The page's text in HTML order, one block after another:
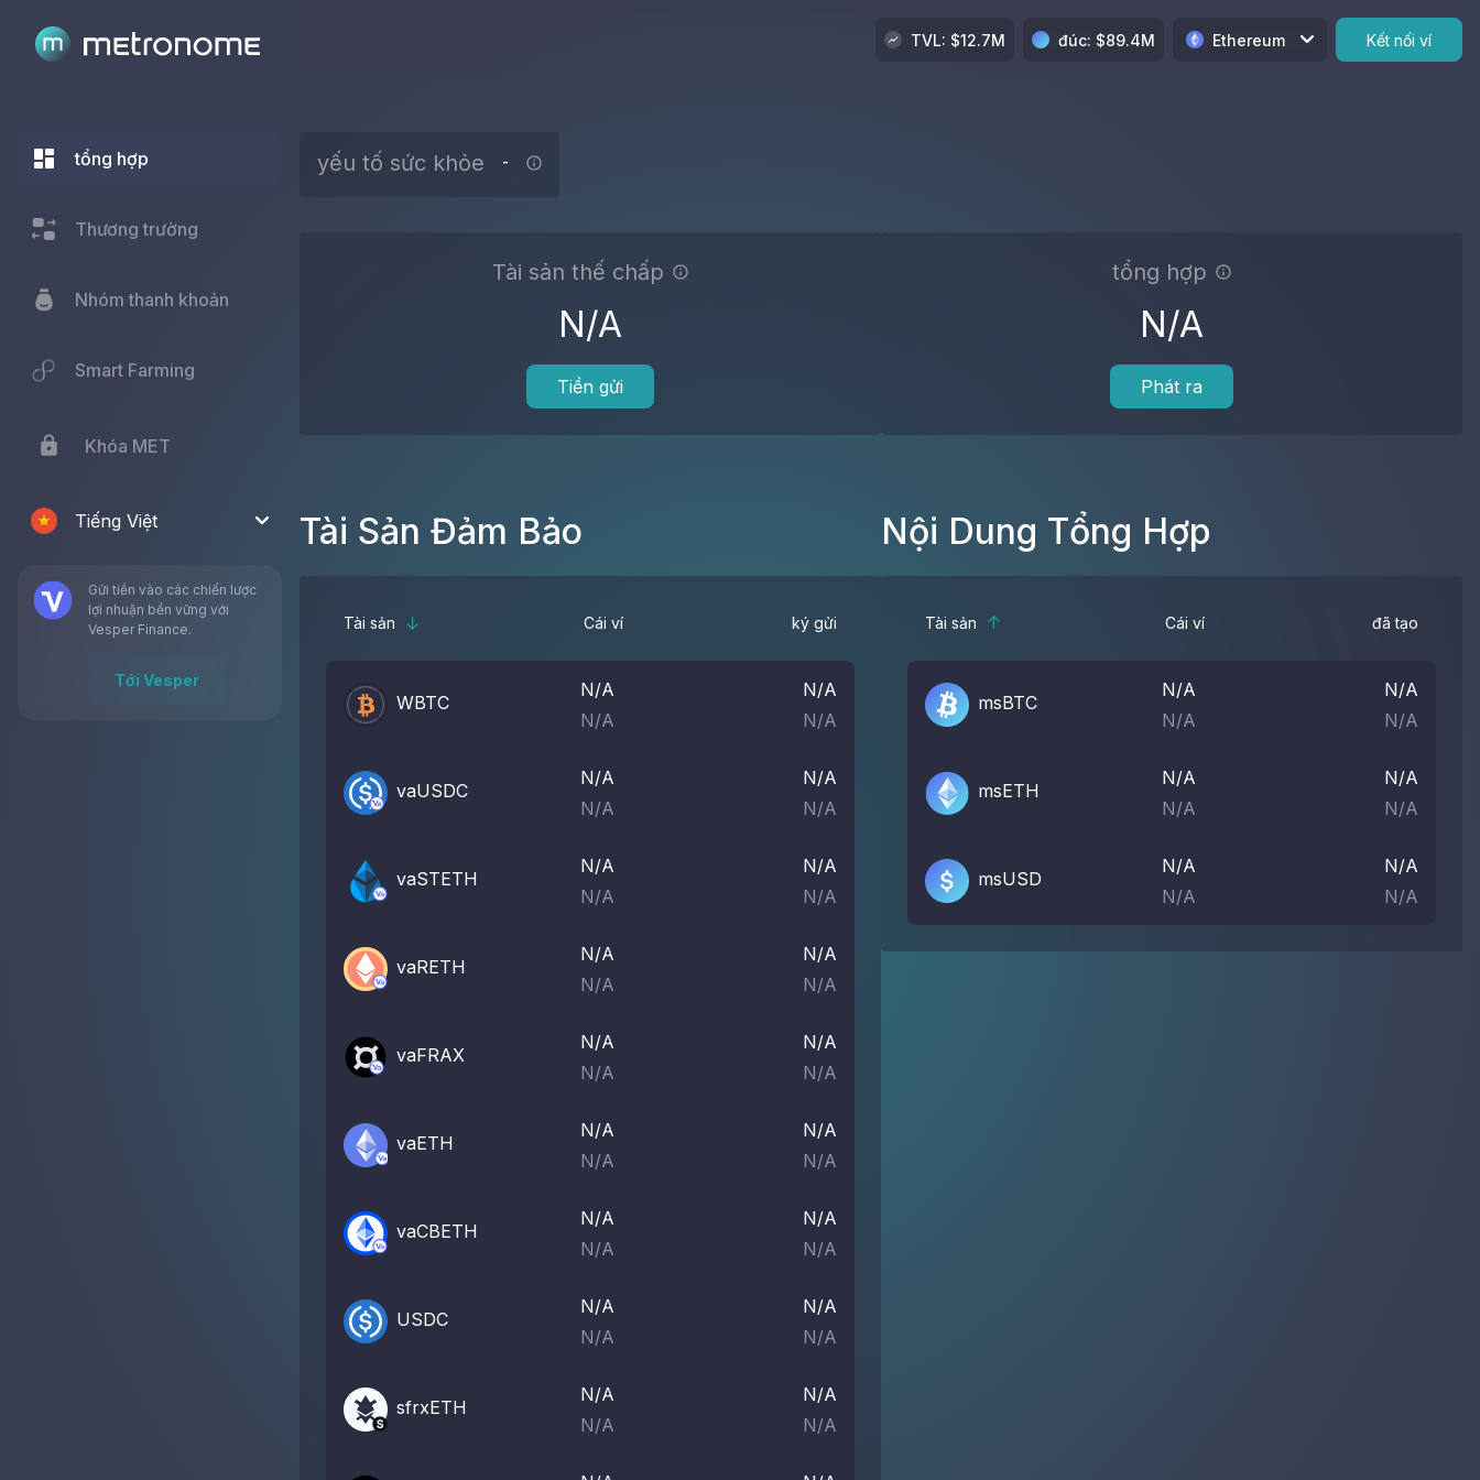
tổng hợp
Thương trường
Nhóm thanh khoản
Smart Farming
Khóa MET
Tiếng Việt
Gửi tiền vào các chiến lược
lợi nhuận bền vững với
Vesper Finance.
Tới Vesper
TVL: $12.7M đúc: $89.4M Ethereum Kết nối ví
yếu tố sức khỏe -
Tài sản thế chấp
N/A
Tiền gửi
tổng hợp
N/A
Phát ra
Tài Sản Đảm Bảo
Tài sản Cái ví ký gửi
WBTC
N/A
N/A
N/A
N/A
vaUSDC
N/A
N/A
N/A
N/A
vaSTETH
N/A
N/A
N/A
N/A
vaRETH
N/A
N/A
N/A
N/A
vaFRAX
N/A
N/A
N/A
N/A
vaETH
N/A
N/A
N/A
N/A
vaCBETH
N/A
N/A
N/A
N/A
USDC
N/A
N/A
N/A
N/A
sfrxETH
N/A
N/A
N/A
N/A
Nội Dung Tổng Hợp
Tài sản Cái ví đã tạo
msBTC
N/A
N/A
N/A
N/A
msETH
N/A
N/A
N/A
N/A
msUSD
N/A
N/A
N/A
N/A